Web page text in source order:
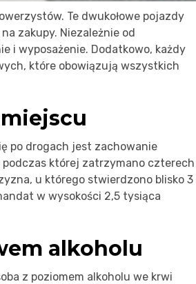
Te dwukołowe pojazdy
zakupy. Niezależnie od
i wyposażenie. Dodatkowo, każdy
które obowiązują wszystkich
po drogach jest zachowanie
której zatrzymano czterech
u którego stwierdzono blisko 3
w wysokości 2,5 tysiąca
alkoholu
z poziomem alkoholu we krwi